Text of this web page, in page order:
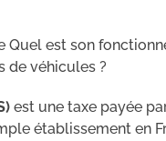
est son
de véhicules ?
est une taxe payée
établissement en